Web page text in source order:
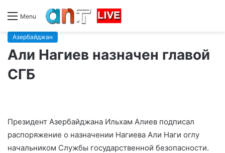
Menu
Азербайджан
Али Нагиев назначен главой
СГБ
Президент Азербайджана Ильхам Алиев подписал
распоряжение о назначении Нагиева Али Наги оглу
начальником Службы государственной безопасности.